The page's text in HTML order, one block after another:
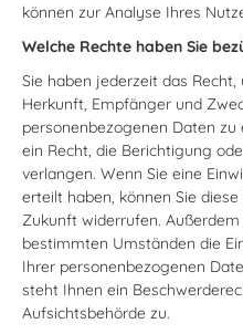
können zur Analyse Ihres
Welche Rechte haben Sie
Sie haben jederzeit das
Herkunft, Empfänger und
personenbezogenen Daten
ein Recht, die Berichtigung
verlangen. Wenn Sie eine
erteilt haben, können Sie
Zukunft widerrufen.
bestimmten Umständen die
Ihrer personenbezogenen
steht Ihnen ein
Aufsichtsbehörde zu.